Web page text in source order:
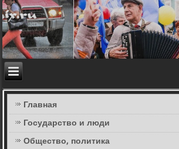
Главная
Государство и люди
Общество, политика